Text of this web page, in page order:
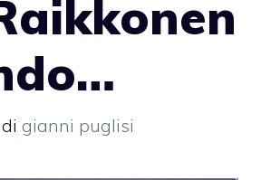
di gianni puglisi